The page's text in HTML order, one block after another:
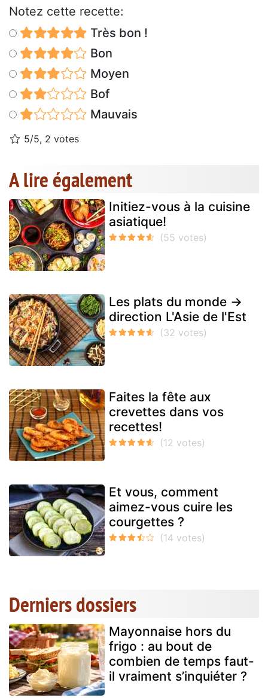
Notez cette recette:
Très bon !
Bon
Moyen
Bof
Mauvais
5/5, 2 votes
A lire également
Initiez-vous à la cuisine
asiatique!
Les plats du monde →
direction L'Asie de l'Est
Faites la fête aux
crevettes dans vos
recettes!
Et vous, comment
aimez-vous cuire les
courgettes ?
Derniers dossiers
Mayonnaise hors du
frigo : au bout de
combien de temps faut-
il vraiment s’inquiéter ?